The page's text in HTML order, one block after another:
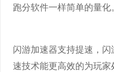
跑分软件一样简单的量化
闪游加速器支持提速，
速技术能更高效的为玩